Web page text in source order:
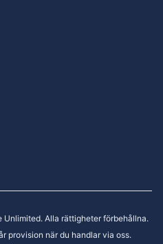
Unlimited. Alla rättigheter förbehållna.
provision när du handlar via oss.